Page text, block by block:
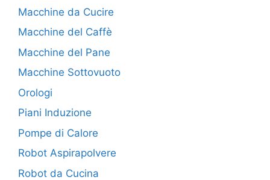
Macchine da Cucire
Macchine del Caffè
Macchine del Pane
Macchine Sottovuoto
Orologi
Piani Induzione
Pompe di Calore
Robot Aspirapolvere
Robot da Cucina